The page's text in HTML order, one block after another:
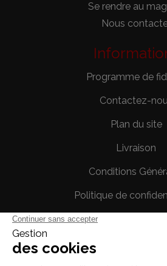
Se rendre au
Nous
Programme de
Contactez-
Plan du site
Livraison
Conditions
Politique de
Votre